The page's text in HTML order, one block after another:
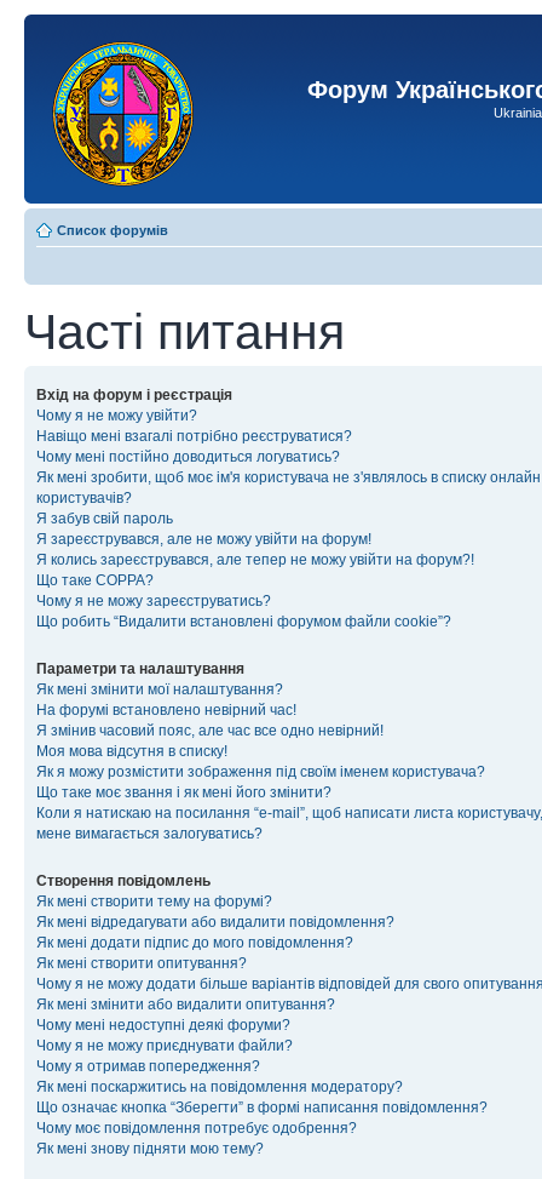
Форум
Список форумів
Часті питання
Вхід на форум і реєстрація
Чому я не можу увійти?
Навіщо мені взагалі потрібно реєструватися?
Чому мені постійно доводиться логуватись?
Як мені зробити, щоб моє ім'я користувача не з'являлось в списку онлайн
користувачів?
Я забув свій пароль
Я зареєструвався, але не можу увійти на форум!
Я колись зареєструвався, але тепер не можу увійти на форум?!
Що таке COPPA?
Чому я не можу зареєструватись?
Що робить “Видалити встановлені форумом файли cookie”?
Параметри та налаштування
Як мені змінити мої налаштування?
На форумі встановлено невірний час!
Я змінив часовий пояс, але час все одно невірний!
Моя мова відсутня в списку!
Як я можу розмістити зображення під своїм іменем користувача?
Що таке моє звання і як мені його змінити?
Коли я натискаю на посилання “e-mail”, щоб написати листа користувачу,
мене вимагається залогуватись?
Створення повідомлень
Як мені створити тему на форумі?
Як мені відредагувати або видалити повідомлення?
Як мені додати підпис до мого повідомлення?
Як мені створити опитування?
Чому я не можу додати більше варіантів відповідей для свого
Як мені змінити або видалити опитування?
Чому мені недоступні деякі форуми?
Чому я не можу приєднувати файли?
Чому я отримав попередження?
Як мені поскаржитись на повідомлення модератору?
Що означає кнопка “Зберегти” в формі написання повідомлення?
Чому моє повідомлення потребує одобрення?
Як мені знову підняти мою тему?